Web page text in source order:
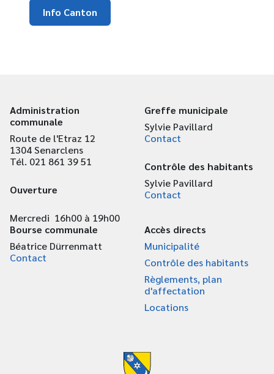
Info Canton
Administration
communale
Route de l'Etraz 12
1304 Senarclens
Tél. 021 861 39 51
Ouverture
Mercredi 16h00 à 19h00
Greffe municipale
Sylvie Pavillard
Contact
Contrôle des habitants
Sylvie Pavillard
Contact
Bourse communale
Béatrice Dürrenmatt
Contact
Accès directs
Municipalité
Contrôle des habitants
Règlements, plan
d'affectation
Locations